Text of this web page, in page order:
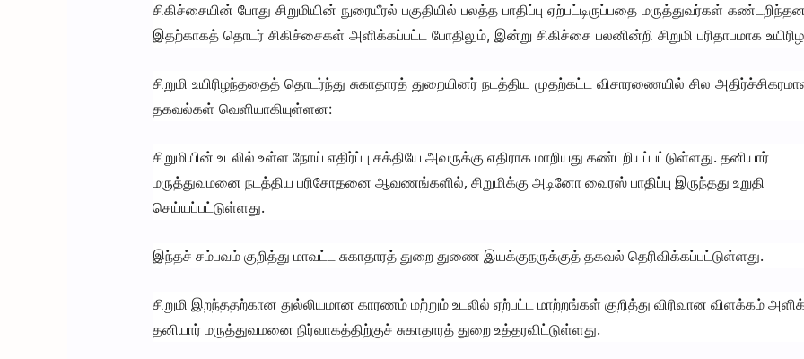
சிகிச்சையின் போது சிறுமியின் நுரையீரல் பகுதியில் பலத்த பாதிப்பு ஏற்பட்டிருப்பதை மருத்துவர்கள்
இதற்காகத் தொடர் சிகிச்சைகள் அளிக்கப்பட்ட போதிலும், இன்று சிகிச்சை பலனின்றி சிறுமி பரிதாபமாக
சிறுமி உயிரிழந்ததைத் தொடர்ந்து சுகாதாரத் துறையினர் நடத்திய முதற்கட்ட விசாரணையில் சில
தகவல்கள் வெளியாகியுள்ளன:
சிறுமியின் உடலில் உள்ள நோய் எதிர்ப்பு சக்தியே அவருக்கு எதிராக மாறியது கண்டறியப்பட்டுள்ளது. தனியார்
மருத்துவமனை நடத்திய பரிசோதனை ஆவணங்களில், சிறுமிக்கு அடினோ வைரஸ் பாதிப்பு இருந்தது உறுதி
செய்யப்பட்டுள்ளது.
இந்தச் சம்பவம் குறித்து மாவட்ட சுகாதாரத் துறை துணை இயக்குநருக்குத் தகவல் தெரிவிக்கப்பட்டுள்ளது.
சிறுமி இறந்ததற்கான துல்லியமான காரணம் மற்றும் உடலில் ஏற்பட்ட மாற்றங்கள் குறித்து விரிவான விளக்கம்
தனியார் மருத்துவமனை நிர்வாகத்திற்குச் சுகாதாரத் துறை உத்தரவிட்டுள்ளது.